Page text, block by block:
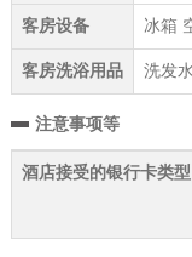
客房设备 冰箱
客房洗浴用品 洗发
注意事项等
酒店接受的银行卡类型